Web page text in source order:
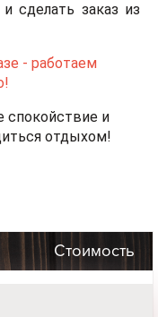
и сделать заказ из
- работаем
спокойствие и
отдыхом!
Стоимость